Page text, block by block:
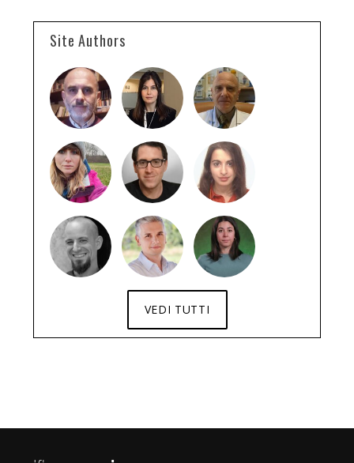
Site Authors
VEDI TUTTI